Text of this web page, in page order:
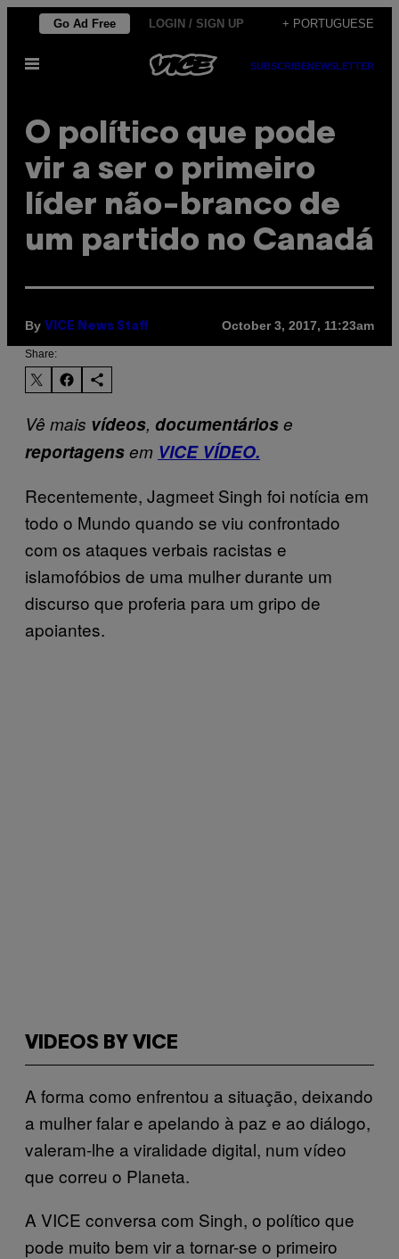
Skip
content
Go Ad Free LOGIN / SIGN UP + PORTUGUESE
Open
SUBSCRIBENEWSLETTER
O político que pode
vir a ser o primeiro
líder não-branco de
um partido no Canadá
By VICE News Staff October 3, 2017, 11:23am
Share:
Vê mais vídeos, documentáriose
reportagensem VICE VÍDEO.
Recentemente, Jagmeet Singh foi notícia em
todo o Mundo quando se viu confrontado
com os ataques verbais racistas e
islamofóbios de uma mulher durante um
discurso que proferia para um gripo de
apoiantes.
VIDEOS BY VICE
A forma como enfrentou a situação, deixando
a mulher falar e apelando à paz e ao diálogo,
valeram-lhe a viralidade digital, num vídeo
que correu o Planeta.
A VICE conversa com Singh, o político que
pode muito bem vir a tornar-se o primeiro